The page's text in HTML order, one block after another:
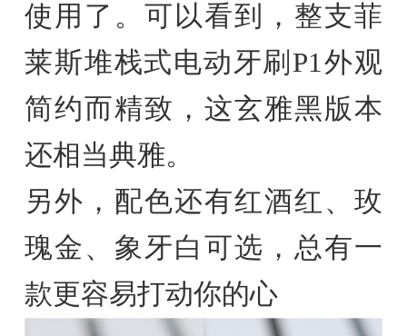
使用了。可以看到，整支菲
莱斯堆栈式电动牙刷P1外观
简约而精致，这玄雅黑版本
还相当典雅。
另外，配色还有红酒红、玫
瑰金、象牙白可选，总有一
款更容易打动你的心